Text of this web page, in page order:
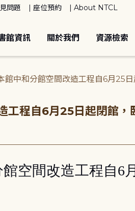
問題 座位預約 About NTCL
館資訊 關於我們 資源檢索
館中和分館空間改造工程自6月25日
工程自6月25日起閉館
空間改造工程自6